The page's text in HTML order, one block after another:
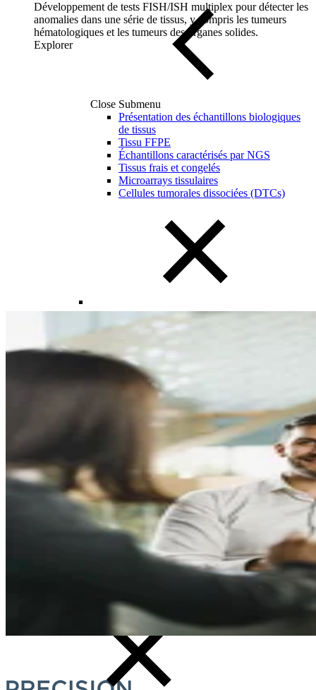
Close Submenu
Présentation des échantillons biologiques
de tissus
Tissu FFPE
Échantillons caractérisés par NGS
Tissus frais et congelés
Microarrays tissulaires
Cellules tumorales dissociées (DTCs)
Close Submenu
Présentation du sang, des biofluides et des
Sang complet
Thérapeutique
Développement de tests FISH/ISH multiplex pour détecter les
anomalies dans une série de tissus, y compris les tumeurs
hématologiques et les tumeurs des organes solides.
Explorer
Discutez des exigences de votre projet
Que vous connaissiez l'approche exacte dont vous avez besoin ou
que vous recherchiez le soutien d'un expert pour la conception d'un